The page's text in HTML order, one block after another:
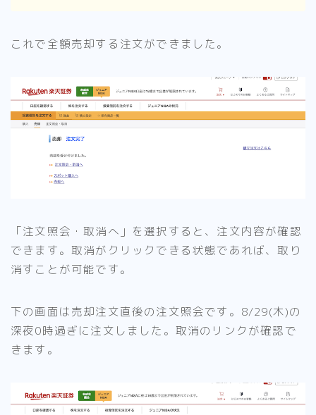
これで全額売却する注文ができました。
「注文照会・取消へ」を選択すると、注文内容が確認
できます。取消がクリックできる状態であれば、取り
消すことが可能です。
下の画面は売却注文直後の注文照会です。8/29(木)の
深夜0時過ぎに注文しました。取消のリンクが確認で
きます。